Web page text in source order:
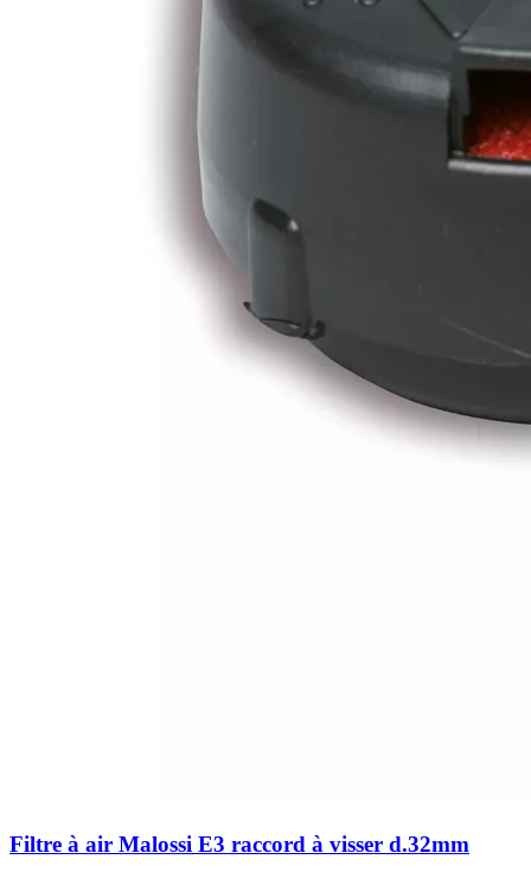
Filtre à air Malossi E3 raccord à visser d.32mm